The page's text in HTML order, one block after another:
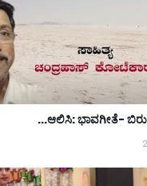
ಆಲಿಸಿ: ಭಾವಗೀತೆ-